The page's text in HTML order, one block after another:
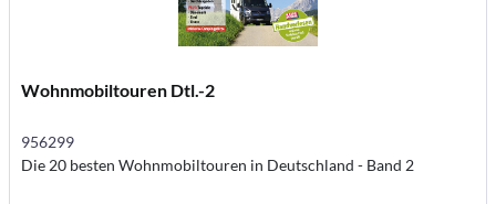
Wohnmobiltouren Dtl.-2
956299
Die 20 besten Wohnmobiltouren in Deutschland - Band 2